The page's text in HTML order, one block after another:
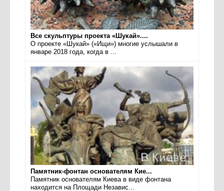
Все скульптуры проекта «Шукай»....
О проекте «Шукай» («Ищи») многие услышали в
январе 2018 года, когда в ...
Памятник-фонтан основателям Кие...
Памятник основателям Киева в виде фонтана
находится на Площади Независ...